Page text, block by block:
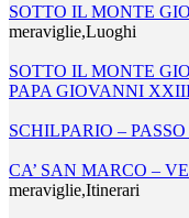
SOTTO IL MONTE
meraviglie,Luoghi
SOTTO IL MONTE
PAPA GIOVANNI
SCHILPARIO –
CA’ SAN MARCO –
meraviglie,Itinerari